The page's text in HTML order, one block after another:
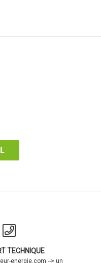
TECHNIQUE
energie.com --> un